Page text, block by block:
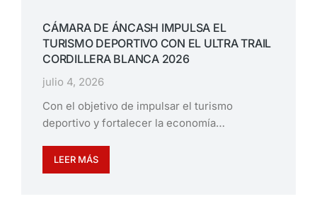
CÁMARA DE ÁNCASH IMPULSA EL
TURISMO DEPORTIVO CON EL ULTRA TRAIL
CORDILLERA BLANCA 2026
julio 4, 2026
Con el objetivo de impulsar el turismo
deportivo y fortalecer la economía…
LEER MÁS